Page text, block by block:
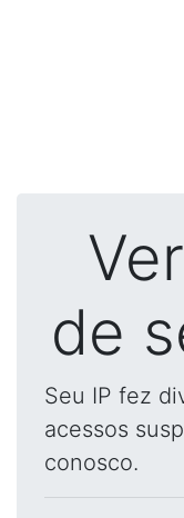
de
Seu IP fez
acessos
conosco.